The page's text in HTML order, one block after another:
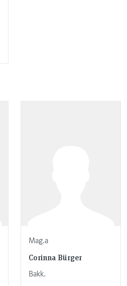
Mag.a
Corinna Bürger
Bakk.